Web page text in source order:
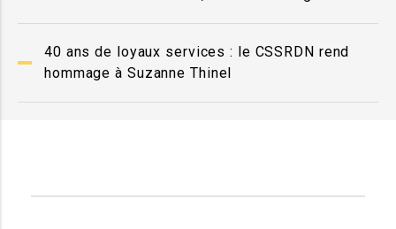
40 ans de loyaux services : le CSSRDN rend
hommage à Suzanne Thinel